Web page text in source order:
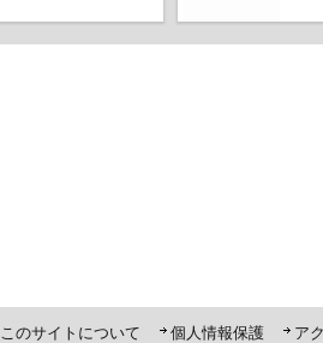
このサイトについて 個人情報保護 ア